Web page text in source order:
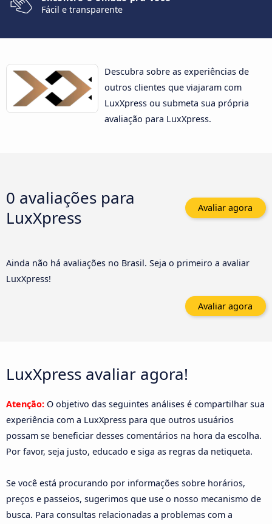
Fácil e transparente
Descubra sobre as experiências de
outros clientes que viajaram com
LuxXpress ou submeta sua própria
avaliação para LuxXpress.
0 avaliações para
LuxXpress
Avaliar agora
Ainda não há avaliações no Brasil. Seja o primeiro a avaliar
LuxXpress!
Avaliar agora
LuxXpress avaliar agora!
Atenção: O objetivo das seguintes análises é compartilhar sua
experiência com a LuxXpress para que outros usuários
possam se beneficiar desses comentários na hora da escolha.
Por favor, seja justo, educado e siga as regras da netiqueta.
Se você está procurando por informações sobre horários,
preços e passeios, sugerimos que use o nosso mecanismo de
busca. Para consultas relacionadas a problemas com a